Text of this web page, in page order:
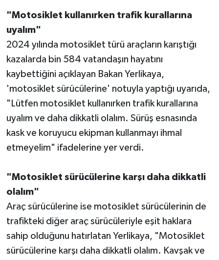
"Motosiklet kullanırken trafik kurallarına
uyalım"
2024 yılında motosiklet türü araçların karıştığı
kazalarda bin 584 vatandaşın hayatını
kaybettiğini açıklayan Bakan Yerlikaya,
'motosiklet sürücülerine' notuyla yaptığı uyarıda,
"Lütfen motosiklet kullanırken trafik kurallarına
uyalım ve daha dikkatli olalım. Sürüş esnasında
kask ve koruyucu ekipman kullanmayı ihmal
etmeyelim" ifadelerine yer verdi.
"Motosiklet sürücülerine karşı daha dikkatli
olalım"
Araç sürücülerine ise motosiklet sürücülerinin de
trafikteki diğer araç sürücüleriyle eşit haklara
sahip olduğunu hatırlatan Yerlikaya, "Motosiklet
sürücülerine karşı daha dikkatli olalım. Kavşak ve